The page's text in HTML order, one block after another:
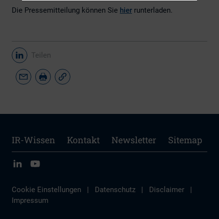
Die Pressemitteilung können Sie hier runterladen.
Teilen
IR-Wissen Kontakt Newsletter Sitemap
Cookie Einstellungen | Datenschutz | Disclaimer
|
Impressum